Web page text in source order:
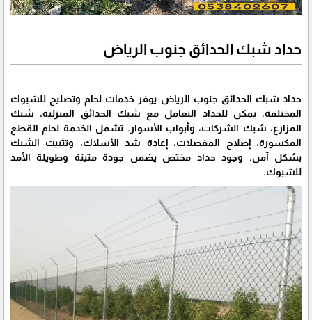
حداد شبك الحدائق جنوب الرياض
حداد شبك الحدائق جنوب الرياض يوفر خدمات لحام وتصليح للشبوك
المختلفة. يمكن للحداد التعامل مع شبك الحدائق المنزلية، شبك
المزارع، شبك الشركات، وأبواب الأسوار. تشمل الخدمة لحام القطع
المكسورة، إصلاح المفصلات، إعادة شد الأسلاك، وتثبيت الشبك
بشكل آمن. وجود حداد مختص يضمن جودة متينة وطويلة الأمد
للشبوك.